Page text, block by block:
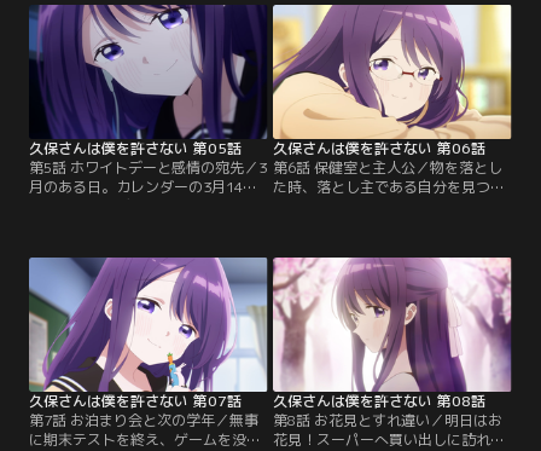
なぜかモブであるはずの白石くん
に、店員の女性が声を掛けてき
て…。そしてある冬の日。久保さん
とメッセージをしていた白石くん
は、遊びに誘われる。日取りを決め
た後…。
ただの平日--のはずだったのだ
が……。席に座ると、机の中に違和
感が。確認してみると、ハート形の
チョコクッキーが入っていた！思わ
ず五度見をした上に、机に頭をぶつ
ける白石くん。
久保さんは僕を許さない 第05話
第5話 ホワイトデーと感情の宛先／3
月のある日。カレンダーの3月14日
に「ホワイトデー」の表記があるこ
いたチョコクッキーのことを思い出
していた。日ごろ店員さんに気付い
てすらもらえないところ、意を決し
てお返しを購入し、迎えたホワイト
デー当日。白石くんは久保さんを廊
下に呼び出して…？
久保さんは僕を許さない 第06話
第6話 保健室と主人公／物を落とし
た時、落とし主である自分を見つけ
てくれた。不思議に思っていると、
ひょんなことから彼女が久保さんの
従妹・沙貴であり、本屋さんで出会
った女性が久保さんの姉・明菜だと
知ることになる。
久保さんは僕を許さない 第07話
第7話 お泊まり会と次の学年／無事
に期末テストを終え、ゲームを没収
久保さんは僕を許さない 第08話
第8話 お花見とすれ違い／明日はお
花見！スーパーへ買い出しに訪れた